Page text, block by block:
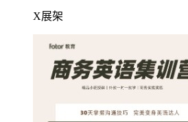
X展架